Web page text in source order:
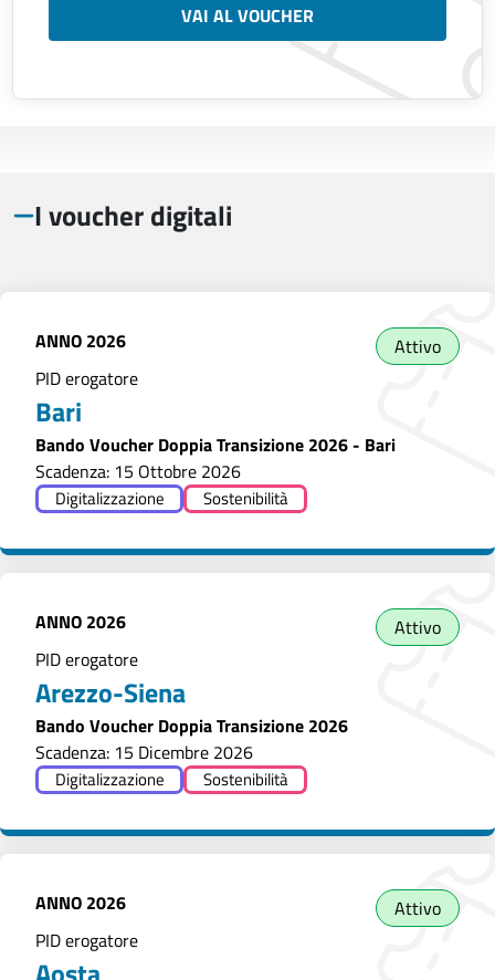
VAI AL VOUCHER
I voucher digitali
ANNO 2026
Attivo
PID erogatore
Bari
Bando Voucher Doppia Transizione 2026 - Bari
Scadenza: 15 Ottobre 2026
Digitalizzazione Sostenibilità
ANNO 2026
Attivo
PID erogatore
Arezzo-Siena
Bando Voucher Doppia Transizione 2026
Scadenza: 15 Dicembre 2026
Digitalizzazione Sostenibilità
ANNO 2026
Attivo
PID erogatore